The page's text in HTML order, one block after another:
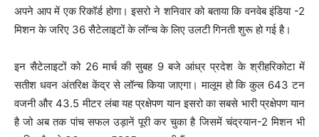
अपने आप में एक रिकॉर्ड होगा। इसरो ने शनिवार को बताया कि वनवेब इंडिया -2
मिशन के जरिए 36 सैटेलाइटों के लॉन्च के लिए उलटी गिनती शुरू हो गई है।
इन सैटेलाइटों को 26 मार्च की सुबह 9 बजे आंध्र प्रदेश के श्रीहरिकोटा में
सतीश धवन अंतरिक्ष केंद्र से लॉन्च किया जाएगा। मालूम हो कि कुल 643 टन
वजनी और 43.5 मीटर लंबा यह प्रक्षेपण यान इसरो का सबसे भारी प्रक्षेपण यान
है जो अब तक पांच सफल उड़ानें पूरी कर चुका है जिसमें चंद्रयान-2 मिशन भी